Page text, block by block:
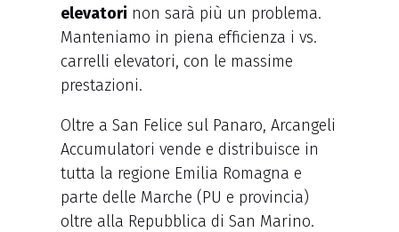
elevatori non sarà più un problema.
Manteniamo in piena efficienza i vs.
carrelli elevatori, con le massime
prestazioni.
Oltre a San Felice sul Panaro, Arcangeli
Accumulatori vende e distribuisce in
tutta la regione Emilia Romagna e
parte delle Marche (PU e provincia)
oltre alla Repubblica di San Marino.